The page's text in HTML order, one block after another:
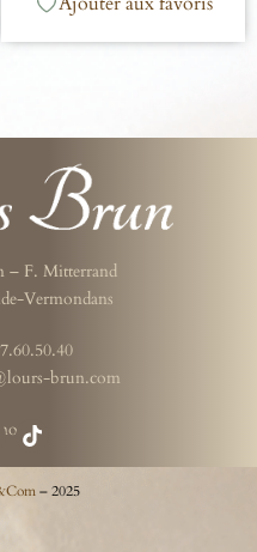
– F. Mitterrand
Vermondans
brun.com
– 2025